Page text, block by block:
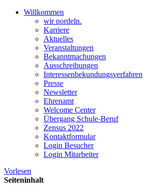
Willkommen
wir nordeln.
Karriere
Aktuelles
Veranstaltungen
Bekanntmachungen
Ausschreibungen
Interessen­bekundungsverfahren
Presse
Newsletter
Ehrenamt
Welcome Center
Übergang Schule-Beruf
Zensus 2022
Kontaktformular
Login Besucher
Login Mitarbeiter
Vorlesen
Seiteninhalt